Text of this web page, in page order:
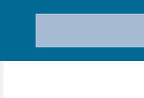
conteúdo